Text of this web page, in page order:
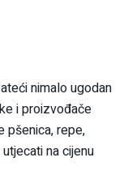
nimalo ugodan
i proizvođače
pšenica, repe,
na cijenu